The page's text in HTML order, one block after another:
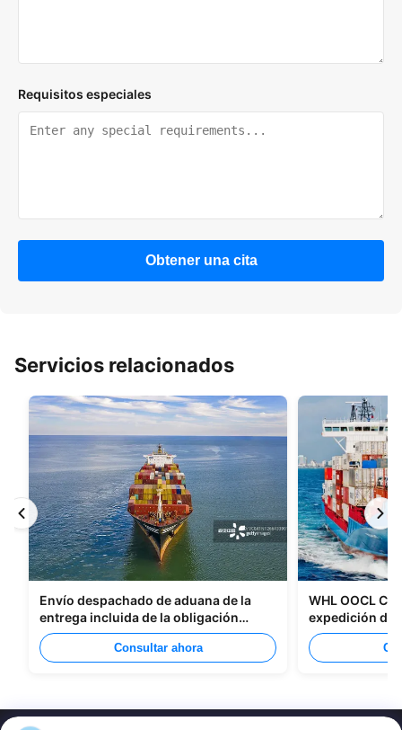
Requisitos especiales
Obtener una cita
Servicios relacionados
Envío despachado de aduana de la
entrega incluida de la obligación
tributaria todos los tipos de
empaquetadoConsultar ahora
WHL OOCL
expedición de
China a